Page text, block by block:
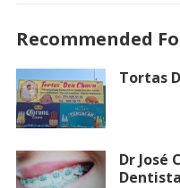
Recommended
Tortas
Dr José
Dentista